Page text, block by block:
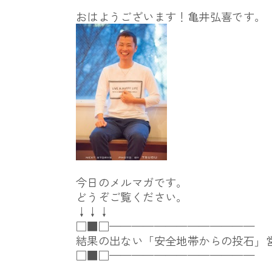
おはようございます！亀井弘喜です。
今日のメルマガです。
どうぞご覧ください。
↓↓↓
□■□—————————————
結果の出ない「安全地帯からの投石」
□■□—————————————